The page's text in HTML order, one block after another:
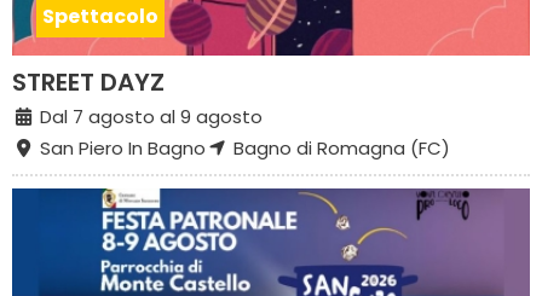
Spettacolo
STREET DAYZ
Dal 7 agosto al 9 agosto
San Piero In Bagno
Bagno di Romagna (FC)